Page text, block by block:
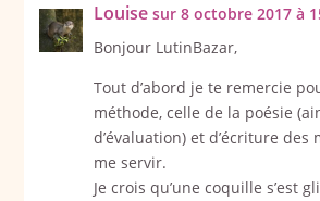
Louise sur 8 octobre 2017 à
Bonjour LutinBazar,
Tout d’abord je te remercie
méthode, celle de la poésie
d’évaluation) et d’écriture des
me servir.
Je crois qu’une coquille s’est